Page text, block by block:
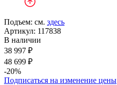
Подъем: см. здесь
Артикул: 117838
В наличии
38 997 ₽
48 699 ₽
-20%
Подписаться на изменение цены